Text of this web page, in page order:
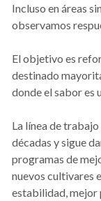
Incluso en áreas
observamos
El objetivo es
destinado
donde el sabor es
La línea de
décadas y sigue
programas de
nuevos cultivares
estabilidad, mejor